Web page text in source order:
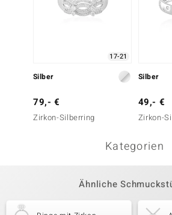
17-21
Silber
79,- €
Zirkon-Silberring
Silber
49,- €
Zirkon-
Kategorien
Ähnliche